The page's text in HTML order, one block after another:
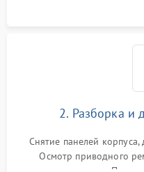
2. Разборка и
Снятие панелей
Осмотр приводного